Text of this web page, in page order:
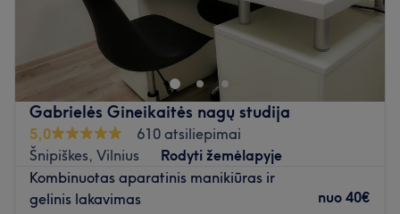
Skirkite dėmesio savo nagams pas Gretą, kuri yra
įsikūrusi Amiri salone, Vilniuje. Klasikinis manikiūras,
nagų priauginimas ir ilgalaikis nagų lakavimas - tai tik
kelios šios puikios nagų meistrės siūlomų paslaugų.
Artimiausias viešasis transportas:
Saloną yra lengva pasiekti autobusais: 1, 1-2, 3, 3G, 4,
4-1, 4G, 7, 9, 11, 13, 14, 15, 15-2, 26, 38, 41, 42, 43, 55,
57, 61, 65, 78, 114, 116, 122, 125 (st. Naujininkai).
Gabrielės Gineikaitės nagų studija
5,0
610 atsiliepimai
Šnipiškes, Vilnius
Rodyti žemėlapyje
Kombinuotas aparatinis manikiūras ir
gelinis lakavimas
nuo 40€